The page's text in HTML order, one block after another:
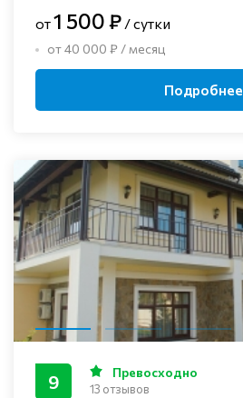
от1 500 ₽ / сутки
от 40 000 ₽ / месяц
Подробнее
9 Превосходно
13 отзывов